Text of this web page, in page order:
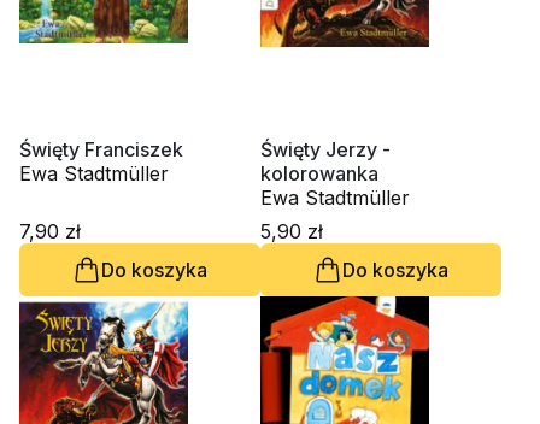
Święty Franciszek
Ewa Stadtmüller
7,90 zł
Do koszyka
Święty Jerzy -
kolorowanka
Ewa Stadtmüller
5,90 zł
Do koszyka